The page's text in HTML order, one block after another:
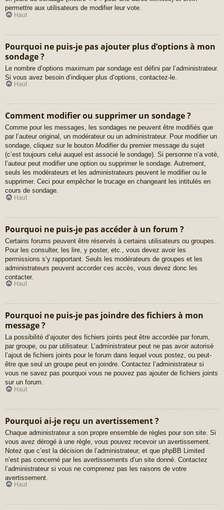
permettre aux utilisateurs de modifier leur vote.
Haut
Pourquoi ne puis-je pas ajouter plus d’options à mon
sondage ?
Le nombre d’options maximum par sondage est défini par l’administrateur.
Si vous avez besoin d’indiquer plus d’options, contactez-le.
Haut
Comment modifier ou supprimer un sondage ?
Comme pour les messages, les sondages ne peuvent être modifiés que
par l’auteur original, un modérateur ou un administrateur. Pour modifier un
sondage, cliquez sur le bouton Modifierdu premier message du sujet
(c’est toujours celui auquel est associé le sondage). Si personne n’a voté,
l’auteur peut modifier une option ou supprimer le sondage. Autrement,
seuls les modérateurs et les administrateurs peuvent le modifier ou le
supprimer. Ceci pour empêcher le trucage en changeant les intitulés en
cours de sondage.
Haut
Pourquoi ne puis-je pas accéder à un forum ?
Certains forums peuvent être réservés à certains utilisateurs ou groupes.
Pour les consulter, les lire, y poster, etc., vous devez avoir les
permissions s’y rapportant. Seuls les modérateurs de groupes et les
administrateurs peuvent accorder ces accès, vous devez donc les
contacter.
Haut
Pourquoi ne puis-je pas joindre des fichiers à mon
message ?
La possibilité d’ajouter des fichiers joints peut être accordée par forum,
par groupe, ou par utilisateur. L’administrateur peut ne pas avoir autorisé
l’ajout de fichiers joints pour le forum dans lequel vous postez, ou peut-
être que seul un groupe peut en joindre. Contactez l’administrateur si
vous ne savez pas pourquoi vous ne pouvez pas ajouter de fichiers joints
sur un forum.
Haut
Pourquoi ai-je reçu un avertissement ?
Chaque administrateur a son propre ensemble de règles pour son site. Si
vous avez dérogé à une règle, vous pouvez recevoir un avertissement.
Notez que c’est la décision de l’administrateur, et que phpBB Limited
n’est pas concerné par les avertissements d’un site donné. Contactez
l’administrateur si vous ne comprenez pas les raisons de votre
avertissement.
Haut